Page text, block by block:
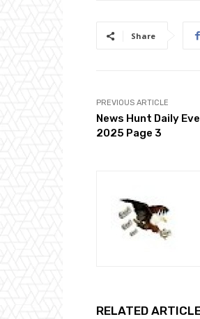
Share
PREVIOUS ARTICLE
News Hunt Daily
2025 Page 3
RELATED